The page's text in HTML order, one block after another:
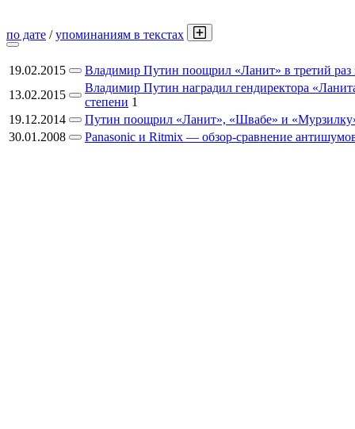
по дате /упоминаниям в текстах
19.02.2015
Владимир Путин поощрил «Ланит» в третий раз
13.02.2015
Владимир Путин наградил гендиректора
степени 1
19.12.2014
Путин поощрил «Ланит», «Швабе» и
30.01.2008
Panasonic и Ritmix — обзор-сравнение